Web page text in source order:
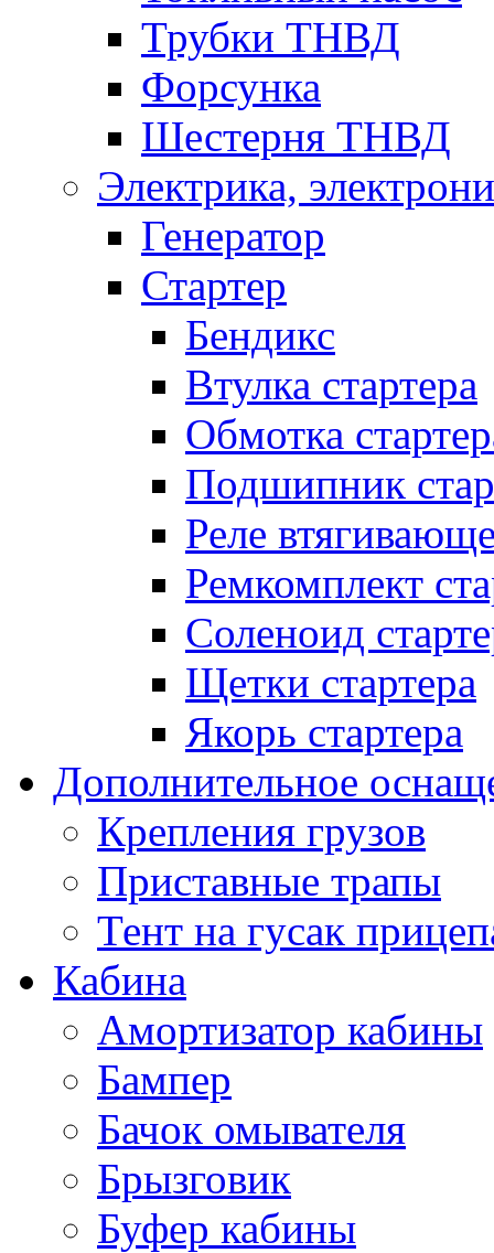
Трубки ТНВД
Форсунка
Шестерня ТНВД
Электрика,
Генератор
Стартер
Бендикс
Втулка стартера
Обмотка
Подшипник
Реле
Ремкомплект
Соленоид
Щетки стартера
Якорь стартера
Дополнительное
Крепления грузов
Приставные трапы
Тент на гусак
Кабина
Амортизатор кабины
Бампер
Бачок омывателя
Брызговик
Буфер кабины